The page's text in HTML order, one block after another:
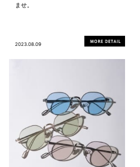
ませ。
2023.08.09